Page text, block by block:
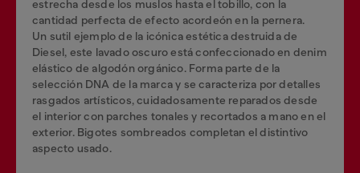
estrecha desde los muslos hasta el tobillo, con la
cantidad perfecta de efecto acordeón en la pernera.
Un sutil ejemplo de la icónica estética destruida de
Diesel, este lavado oscuro está confeccionado en denim
elástico de algodón orgánico. Forma parte de la
selección DNA de la marca y se caracteriza por detalles
rasgados artísticos, cuidadosamente reparados desde
el interior con parches tonales y recortados a mano en el
exterior. Bigotes sombreados completan el distintivo
aspecto usado.